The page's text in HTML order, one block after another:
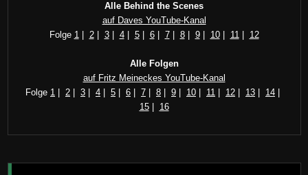
Alle Behind the Scenes
auf Daves YouTube-Kanal
Folge 1| 2| 3| 4| 5| 6| 7| 8| 9| 10| 11| 12
Alle Folgen
auf Fritz Meineckes YouTube-Kanal
Folge 1 2 3 4 5 6 7 8 9 10 11 12 13 14
15| 16